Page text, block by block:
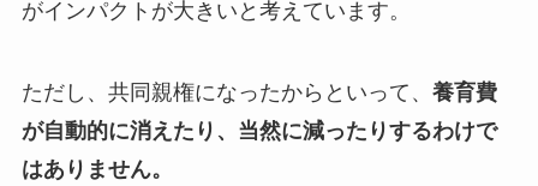
がインパクトが大きいと考えています。
ただし、共同親権になったからといって、 養育費
が自動的に消えたり、当然に減ったりするわけで
はありません。